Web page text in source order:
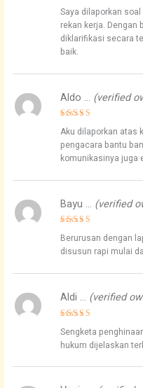
Rated
out of 5
Saya dilaporkan
rekan kerja.
diklarifikasi secara
baik.
Rated
out of 5
Aldo … (verified
Aku dilaporkan atas
pengacara bantu
komunikasinya juga
out of 5
Bayu … (verified
Berurusan dengan
disusun rapi mulai
out of 5
Aldi … (verified
Sengketa
hukum dijelaskan